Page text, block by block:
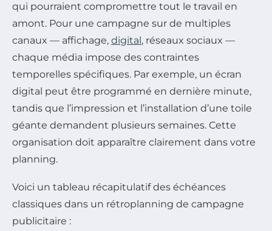
qui pourraient compromettre tout le travail en
amont. Pour une campagne sur de multiples
canaux — affichage, digital , réseaux sociaux —
chaque média impose des contraintes
temporelles spécifiques. Par exemple, un écran
digital peut être programmé en dernière minute,
tandis que l’impression et l’installation d’une toile
géante demandent plusieurs semaines. Cette
organisation doit apparaître clairement dans votre
planning.
Voici un tableau récapitulatif des échéances
classiques dans un rétroplanning de campagne
publicitaire :